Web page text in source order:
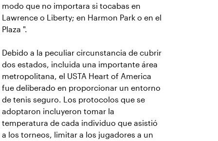
modo que no importara si tocabas en
Lawrence o Liberty; en Harmon Park o en el
Plaza ".
Debido a la peculiar circunstancia de cubrir
dos estados, incluida una importante área
metropolitana, el USTA Heart of America
fue deliberado en proporcionar un entorno
de tenis seguro. Los protocolos que se
adoptaron incluyeron tomar la
temperatura de cada individuo que asistió
a los torneos, limitar a los jugadores a un